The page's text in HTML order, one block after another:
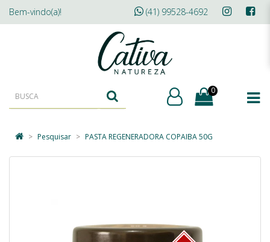
Bem-vindo(a)! (41) 99528-4692
0
Pesquisar PASTA REGENERADORA COPAIBA 50G